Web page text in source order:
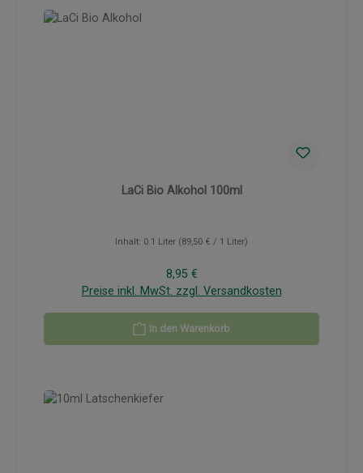
LaCi Bio Alkohol 100ml
Inhalt: 0.1 Liter (89,50 € / 1 Liter)
Regulärer Preis:
8,95 €
Preise inkl. MwSt. zzgl. Versandkosten
In den Warenkorb